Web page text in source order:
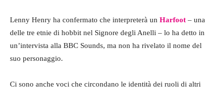
Lenny Henry ha confermato che interpreterà un Harfoot – una
delle tre etnie di hobbit nel Signore degli Anelli – lo ha detto in
un’intervista alla BBC Sounds, ma non ha rivelato il nome del
suo personaggio.
Ci sono anche voci che circondano le identità dei ruoli di altri